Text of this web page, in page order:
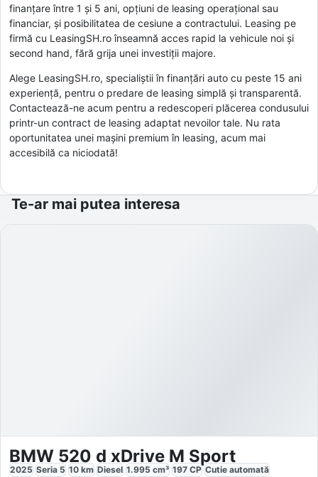
finanțare între 1 și 5 ani, opțiuni de leasing operațional sau
financiar, și posibilitatea de cesiune a contractului. Leasing pe
firmă cu LeasingSH.ro înseamnă acces rapid la vehicule noi și
second hand, fără grija unei investiții majore.
Alege LeasingSH.ro, specialiștii în finanțări auto cu peste 15 ani
experiență, pentru o predare de leasing simplă și transparentă.
Contactează-ne acum pentru a redescoperi plăcerea condusului
printr-un contract de leasing adaptat nevoilor tale. Nu rata
oportunitatea unei mașini premium în leasing, acum mai
accesibilă ca niciodată!
Te-ar mai putea interesa
BMW 520 d xDrive M Sport
2025 Seria 5 10 km Diesel 1.995 cm³ 197 CP Cutie automată